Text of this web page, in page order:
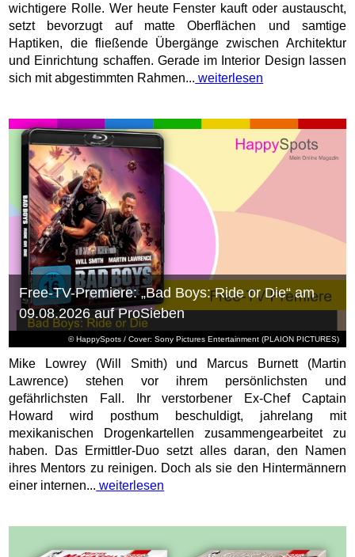
wichtigere Rolle. Wer heute Fenster kauft oder austauscht,
setzt bevorzugt auf matte Oberflächen und samtige
Haptiken, die fließende Übergänge zwischen Architektur
und Einrichtung schaffen. Gerade im Interior Design lassen
sich mit abgestimmten Rahmen... weiterlesen
© HappySpots / Cover: Sony Pictures Entertainment (PLAION PICTURES)
Free-TV-Premiere: „Bad Boys: Ride or Die“ am
09.08.2026 auf ProSieben
Mike Lowrey (Will Smith) und Marcus Burnett (Martin
Lawrence) stehen vor ihrem persönlichsten und
gefährlichsten Fall. Ihr verstorbener Ex-Chef Captain
Howard wird posthum beschuldigt, jahrelang mit
mexikanischen Drogenkartellen zusammengearbeitet zu
haben. Das Ermittler-Duo setzt alles daran, den Namen
ihres Mentors zu reinigen. Doch als sie den Hintermännern
einer internen... weiterlesen